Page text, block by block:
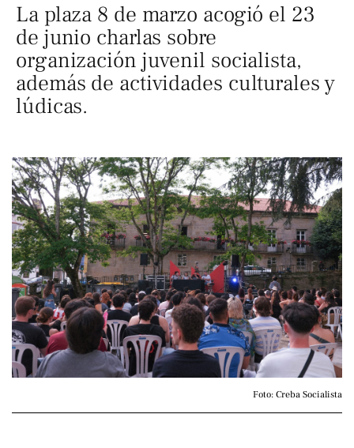
La plaza 8 de marzo acogió el 23
de junio charlas sobre
organización juvenil socialista,
además de actividades culturales y
lúdicas.
Foto: Creba Socialista